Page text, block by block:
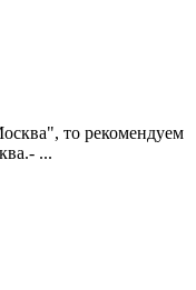
то рекомендуем
...